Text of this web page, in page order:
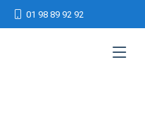
01 98 89 92 92